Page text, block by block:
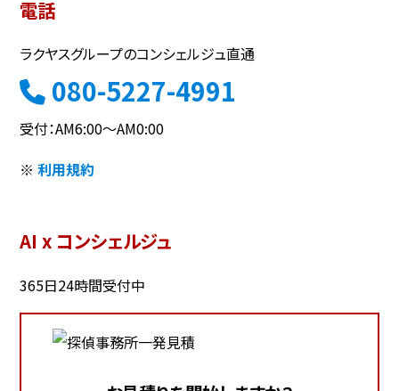
電話
ラクヤスグループのコンシェルジュ直通
080-5227-4991
受付：AM6:00～AM0:00
※利用規約
AI x コンシェルジュ
365日24時間受付中